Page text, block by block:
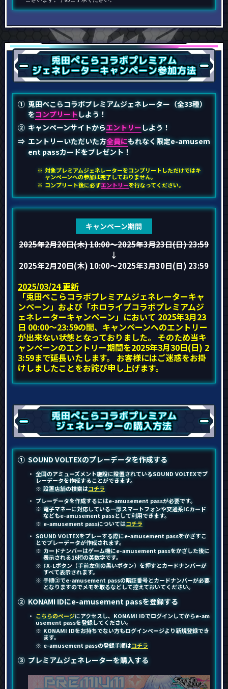
兎田ぺこらコラボプレミアム
ジェネレーターキャンペーン参加方法
兎田ぺこらコラボプレミアムジェネレーター （全33種）
をコンプリートしよう！
キャンペーンサイトからエントリーしよう！
エントリーいただいた方全員にもれなく限定e-amusem
ent passカードをプレゼント！
対象プレミアムジェネレーターをコンプリートしただけではキ
ャンペーンへの参加は完了しておりません。
コンプリート後に必ずエントリーを行なってください。
キャンペーン期間
2025年2月20日(木) 10:00～2025年3月23日(日) 23:59
↓
2025年2月20日(木) 10:00～2025年3月30日(日) 23:59
2025/03/24 更新
「兎田ぺこらコラボプレミアムジェネレーターキャ
ンペーン」および「ホロライブコラボプレミアムジ
ェネレーターキャンペーン」において 2025年3月23
日 00:00～23:59の間、キャンペーンへのエントリー
が出来ない状態となっておりました。 そのため当キ
ャンペーンのエントリー期間を2025年3月30日(日) 2
3:59まで延長いたします。 お客様にはご迷惑をお掛
けしましたことをお詫び申し上げます。
兎田ぺこらコラボプレミアム
ジェネレーターの購入方法
SOUND VOLTEXのプレーデータを作成する
全国のアミューズメント施設に設置されているSOUND VOLTEXでプ
レーデータを作成することができます。
設置店舗の検索はコチラ
プレーデータを作成するにはe-amusement passが必要です。
電子マネーに対応している一部スマートフォンや交通系ICカード
などもe-amusement passとして利用できます。
e-amusement passについてはコチラ
SOUND VOLTEXをプレーする際にe-amusement passをかざすこ
とでプレーデータが作成されます。
カードナンバーはゲーム機にe-amusement passをかざした後に
表示される16桁の英数字です。
FX-Lボタン（手前左側の黒いボタン）を押すとカードナンバーが
すべて表示されます。
手順②でe-amusement passの暗証番号とカードナンバーが必要
となりますのでメモを取るなどして控えておいてください。
KONAMI IDにe-amusement passを登録する
こちらのページにアクセスし、KONAMI IDでログインしてからe-am
usement passを登録してください。
KONAMI IDをお持ちでない方もログインページより新規登録でき
ます。
e-amusement passの登録手順はコチラ
プレミアムジェネレーターを購入する